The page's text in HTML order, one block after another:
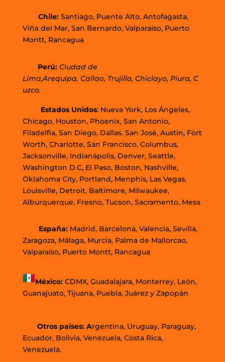
Chile: Santiago, Puente Alto, Antofagasta,
Viña del Mar, San Bernardo, Valparaíso, Puerto
Montt, Rancagua
Perú: Ciudad de
Lima,Arequipa, Callao, Trujillo, Chiclayo, Piura, C
uzco.
Estados Unidos: Nueva York, Los Ángeles,
Chicago, Houston, Phoenix, San Antonio,
Filadelfia, San Diego, Dallas. San José, Austin, Fort
Worth, Charlotte, San Francisco, Columbus,
Jacksonville, Indianápolis, Denver, Seattle,
Washington D.C, El Paso, Boston, Nashville,
Oklahoma City, Portland, Menphis, Las Vegas,
Louisville, Detroit, Baltimore, Milwaukee,
Alburquerque, Fresno, Tucson, Sacramento, Mesa
España:Madrid, Barcelona, Valencia, Sevilla,
Zaragoza, Málaga, Murcia, Palma de Mallorcao,
Valparaíso, Puerto Montt, Rancagua
México: CDMX,Guadalajara, Monterrey, León,
Guanajuato, Tijuana, Puebla,Juárez y Zapopán
Otros países: Argentina, Uruguay, Paraguay,
Ecuador, Bolivia, Venezuela, Costa Rica,
Venezuela.